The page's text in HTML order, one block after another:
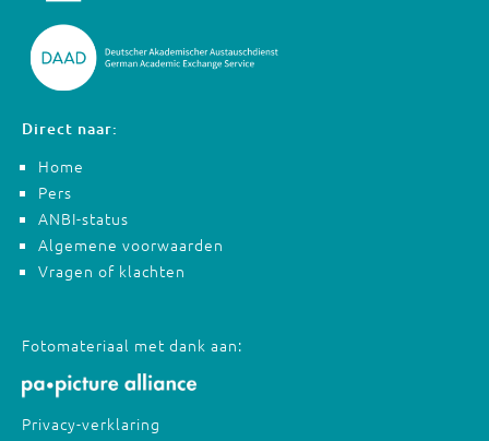
Direct naar:
Home
Pers
ANBI-status
Algemene voorwaarden
Vragen of klachten
Fotomateriaal met dank aan:
Privacy-verklaring